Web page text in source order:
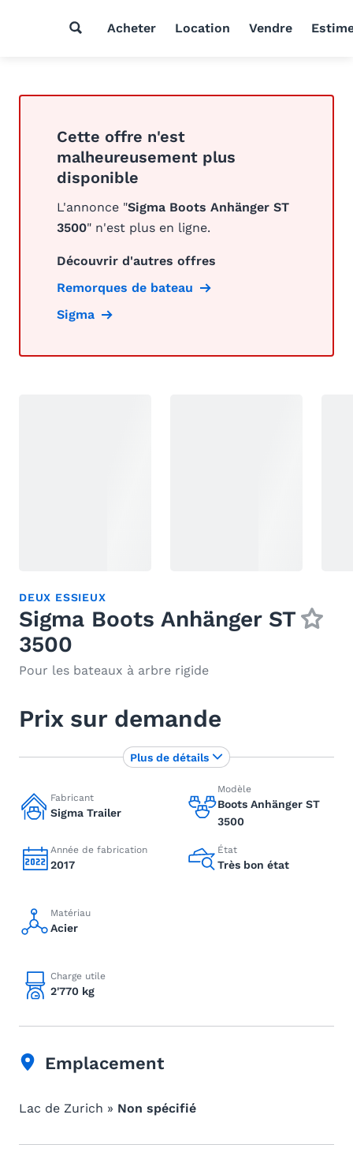
Acheter Location Vendre
Cette offre n'est
malheureusement plus
disponible
L'annonce "Sigma Boots Anhänger ST
3500" n'est plus en ligne.
Découvrir d'autres offres
Remorques de bateau
Sigma
DEUX ESSIEUX
Sigma Boots Anhänger ST
3500
Pour les bateaux à arbre rigide
Prix sur demande
Fabricant
Sigma Trailer
Modèle
Boots Anhänger ST
3500
Année de fabrication
2017
État
Très bon état
Matériau
Acier
Charge utile
2'770 kg
Plus de détails
Emplacement
Lac de Zurich » Non spécifié